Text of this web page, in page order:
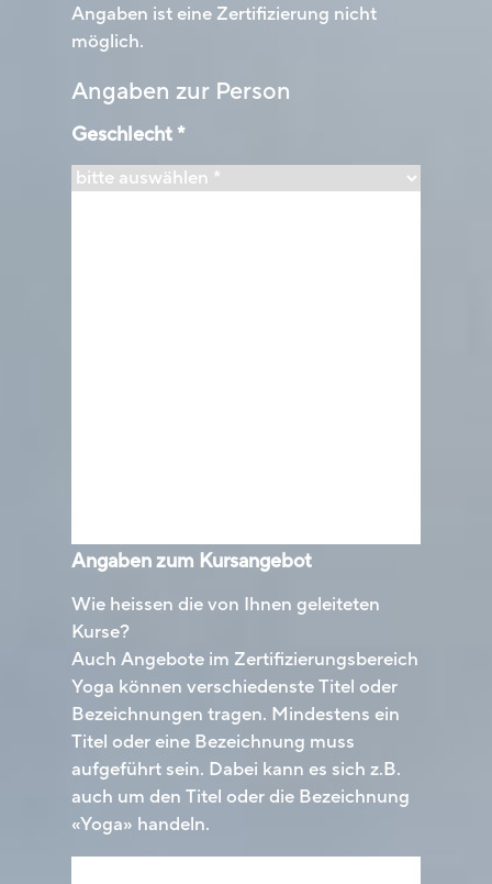
Angaben ist eine Zertifizierung nicht
möglich.
Geschlecht *
Angaben zur Person
Wie heissen die von Ihnen geleiteten
Kurse?
Auch Angebote im Zertifizierungsbereich
Yoga können verschiedenste Titel oder
Bezeichnungen tragen. Mindestens ein
Titel oder eine Bezeichnung muss
aufgeführt sein. Dabei kann es sich z.B.
auch um den Titel oder die Bezeichnung
«Yoga» handeln.
Angaben zum Kursangebot